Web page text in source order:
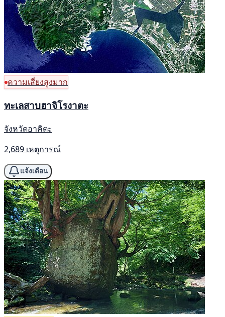
ความเสี่ยงสูงมาก
ทะเลสาบฮาจิโรงาตะ
จังหวัดอาคิตะ
2,689 เหตุการณ์
แจ้งเตือน